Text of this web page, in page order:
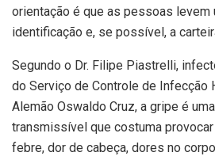
orientação é que as pessoas levem
identificação e, se possível, a
Segundo o Dr. Filipe Piastrelli,
do Serviço de Controle de Infecção
Alemão Oswaldo Cruz, a gripe é
transmissível que costuma
febre, dor de cabeça, dores no